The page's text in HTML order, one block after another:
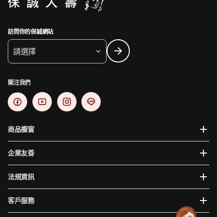
訪問你的保誠網站
請選擇
關注我們
商品櫥窗
企業友善
法規資訊
客戶服務